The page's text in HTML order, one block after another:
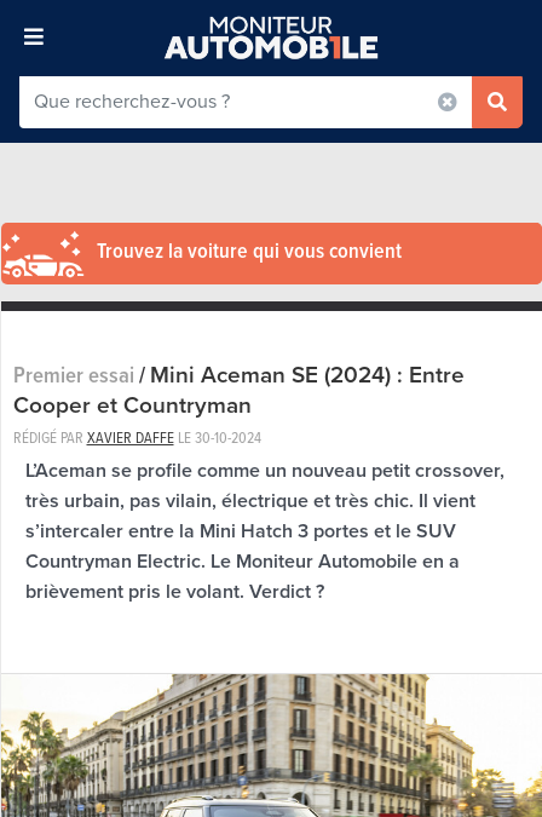
Trouvez la voiture qui vous convient
Premier essai/Mini Aceman SE (2024) : Entre
Cooper et Countryman
RÉDIGÉ PAR XAVIER DAFFELE30-10-2024
L’Aceman se profile comme un nouveau petit crossover,
très urbain, pas vilain, électrique et très chic. Il vient
s’intercaler entre la Mini Hatch 3 portes et le SUV
Countryman Electric. Le Moniteur Automobile en a
brièvement pris le volant. Verdict ?